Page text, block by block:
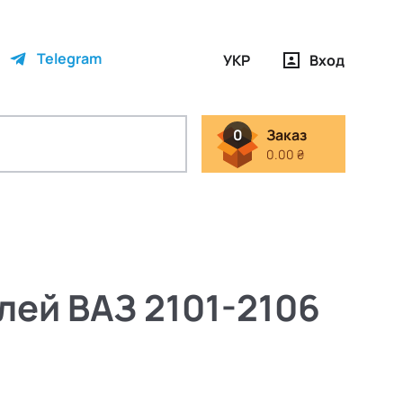
Telegram УКР Вход
0 Заказ
0.00 ₴
ВАЗ 2101-2106